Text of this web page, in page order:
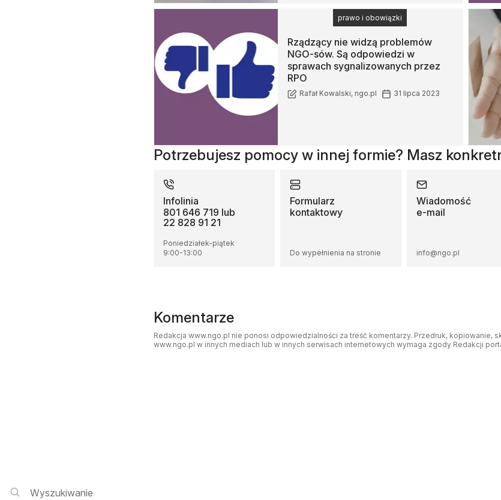
Wyszukiwarka i logowanie
Wyszukiwanie
Rządzący nie widzą problemów
NGO-sów. Są odpowiedzi w
sprawach sygnalizowanych przez
RPO
Rafał Kowalski, ngo.pl 31 lipca 2023
prawo i obowiązki
Potrzebujesz pomocy w innej formie? Masz
Infolinia
801 646 719 lub
22 828 91 21
Poniedziałek-piątek
9:00-13:00
Formularz
kontaktowy
Do wypełnienia na stronie
Wiadomość
e-mail
info@ngo.pl
Komentarze
Redakcja www.ngo.pl nie ponosi odpowiedzialności za treść komentarzy. Przedruk,
www.ngo.pl w innych mediach lub w innych serwisach internetowych wymaga zgody Redakcji